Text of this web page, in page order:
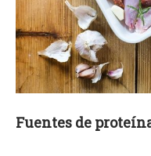
Fuentes de